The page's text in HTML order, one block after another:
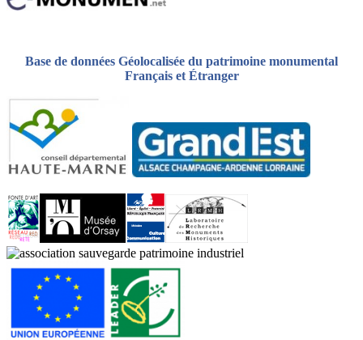
Base de données Géolocalisée du patrimoine monumental
Français et Étranger